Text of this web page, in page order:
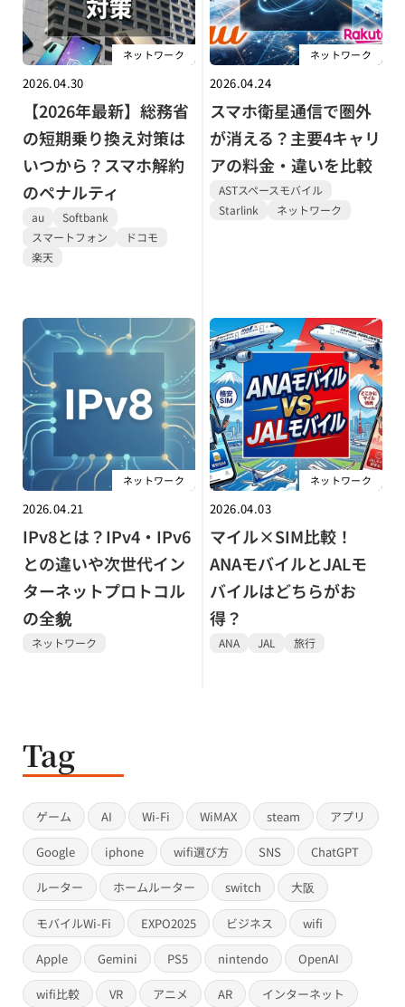
ネットワーク
2026.04.30
【2026年最新】総務省
の短期乗り換え対策は
いつから？スマホ解約
のペナルティ
au
Softbank
スマートフォン
ドコモ
楽天
ネットワーク
2026.04.24
スマホ衛星通信で圏外
が消える？主要4キャリ
アの料金・違いを比較
ASTスペースモバイル
Starlink
ネットワーク
ネットワーク
2026.04.21
IPv8とは？IPv4・IPv6
との違いや次世代イン
ターネットプロトコル
の全貌
ネットワーク
ネットワーク
2026.04.03
マイル×SIM比較！
ANAモバイルとJALモ
バイルはどちらがお
得？
ANA JAL 旅行
Tag
ゲーム AI Wi-Fi WiMAX steam アプリ
Google iphone wifi選び方 SNS ChatGPT
ルーター ホームルーター switch 大阪
モバイルWi-Fi EXPO2025 ビジネス wifi
Apple Gemini PS5 nintendo OpenAI
wifi比較 VR アニメ AR インターネット